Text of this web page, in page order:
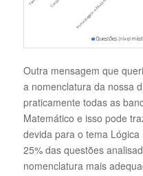
Outra mensagem que
a nomenclatura da nossa
praticamente todas as
Matemático e isso pode
devida para o tema
25% das questões
nomenclatura mais